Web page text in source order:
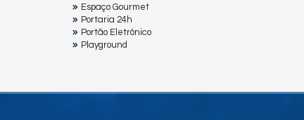
Espaço Gourmet
Portaria 24h
Portão Eletrônico
Playground